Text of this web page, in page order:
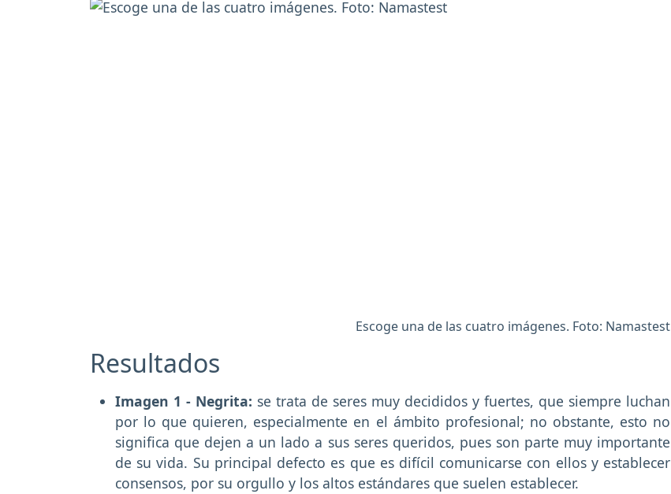
Escoge una de las cuatro imágenes. Foto: Namastest
Resultados
Imagen 1 - Negrita: se trata de seres muy decididos y fuertes, que siempre luchan
por lo que quieren, especialmente en el ámbito profesional; no obstante, esto no
significa que dejen a un lado a sus seres queridos, pues son parte muy importante
de su vida. Su principal defecto es que es difícil comunicarse con ellos y establecer
consensos, por su orgullo y los altos estándares que suelen establecer.